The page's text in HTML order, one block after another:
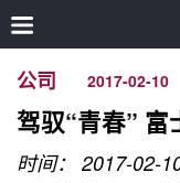
公司 2017-02-10
驾驭“青春” 富
时间： 2017-02-